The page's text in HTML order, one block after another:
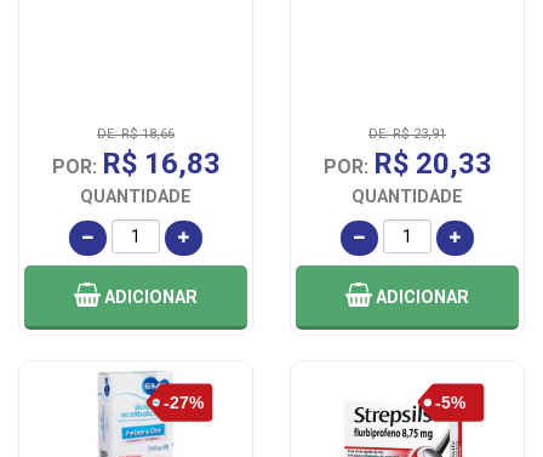
DE: R$ 18,66
POR: R$ 16,83
QUANTIDADE
ADICIONAR
DE: R$ 23,91
POR: R$ 20,33
QUANTIDADE
ADICIONAR